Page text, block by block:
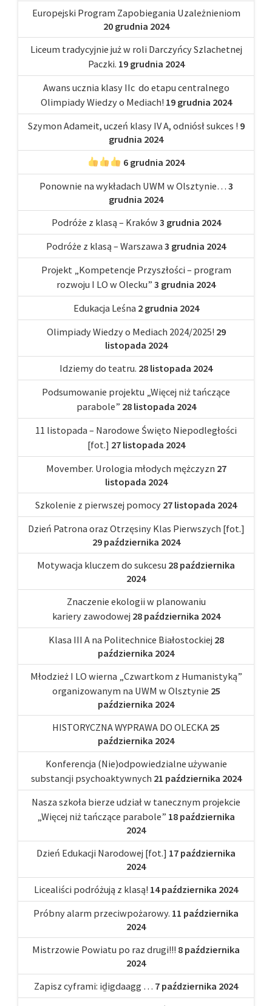
Europejski Program Zapobiegania Uzależnieniom
20 grudnia 2024
Liceum tradycyjnie już w roli Darczyńcy Szlachetnej
Paczki. 19 grudnia 2024
Awans ucznia klasy IIc do etapu centralnego
Olimpiady Wiedzy o Mediach! 19 grudnia 2024
Szymon Adameit, uczeń klasy IV A, odniósł sukces ! 9
grudnia 2024
6 grudnia 2024
Ponownie na wykładach UWM w Olsztynie… 3
grudnia 2024
Podróże z klasą – Kraków 3 grudnia 2024
Podróże z klasą – Warszawa 3 grudnia 2024
Projekt „Kompetencje Przyszłości – program
rozwoju I LO w Olecku” 3 grudnia 2024
Edukacja Leśna 2 grudnia 2024
Olimpiady Wiedzy o Mediach 2024/2025! 29
listopada 2024
Idziemy do teatru. 28 listopada 2024
Podsumowanie projektu „Więcej niż tańczące
parabole” 28 listopada 2024
11 listopada – Narodowe Święto Niepodległości
[fot.] 27 listopada 2024
Movember. Urologia młodych mężczyzn 27
listopada 2024
Szkolenie z pierwszej pomocy 27 listopada 2024
Dzień Patrona oraz Otrzęsiny Klas Pierwszych [fot.]
29 października 2024
Motywacja kluczem do sukcesu 28 października
2024
Znaczenie ekologii w planowaniu
kariery zawodowej 28 października 2024
Klasa III A na Politechnice Białostockiej 28
października 2024
Młodzież I LO wierna „Czwartkom z Humanistyką”
organizowanym na UWM w Olsztynie 25
października 2024
HISTORYCZNA WYPRAWA DO OLECKA 25
października 2024
Konferencja (Nie)odpowiedzialne używanie
substancji psychoaktywnych 21 października 2024
Nasza szkoła bierze udział w tanecznym projekcie
„Więcej niż tańczące parabole” 18 października
2024
Dzień Edukacji Narodowej [fot.] 17 października
2024
Licealiści podróżują z klasą! 14 października 2024
Próbny alarm przeciwpożarowy. 11 października
2024
Mistrzowie Powiatu po raz drugi!!! 8 października
2024
Zapisz cyframi: iḏigdaagg … 7 października 2024